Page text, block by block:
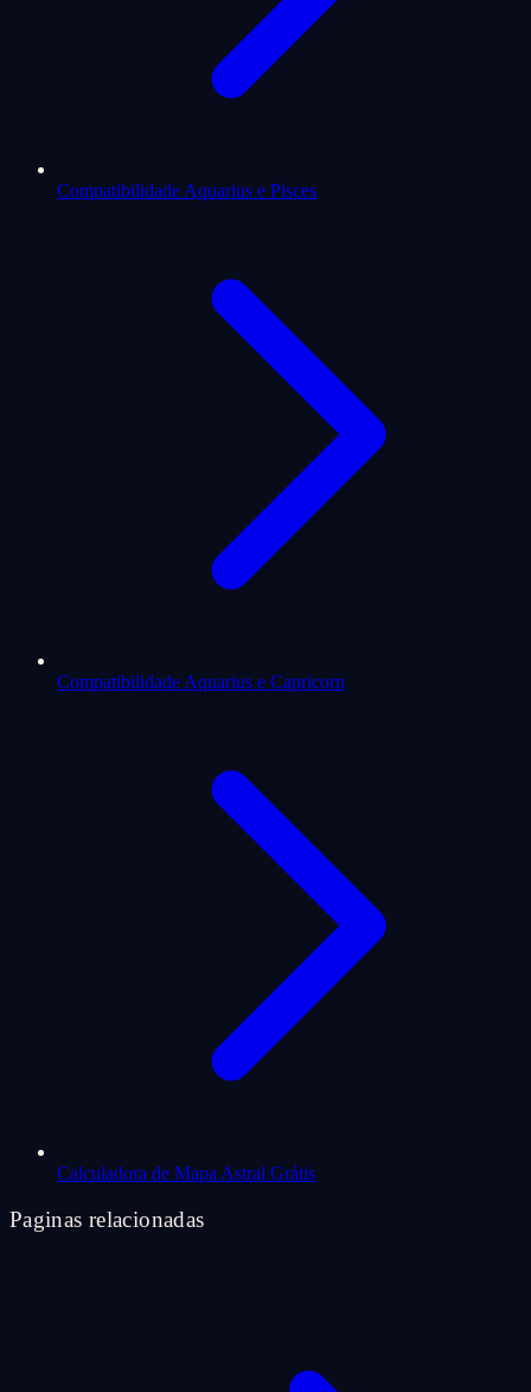
Compatibilidade Aquarius e Pisces
Compatibilidade Aquarius e Capricorn
Calculadora de Mapa Astral Grátis
Paginas relacionadas